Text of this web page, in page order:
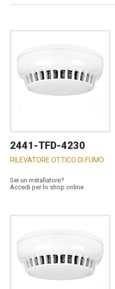
2441-TFD-4230
RILEVATORE OTTICO DI FUMO
Sei un installatore?
Accedi per lo shop online